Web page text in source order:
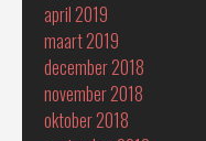
april 2019
maart 2019
december 2018
november 2018
oktober 2018